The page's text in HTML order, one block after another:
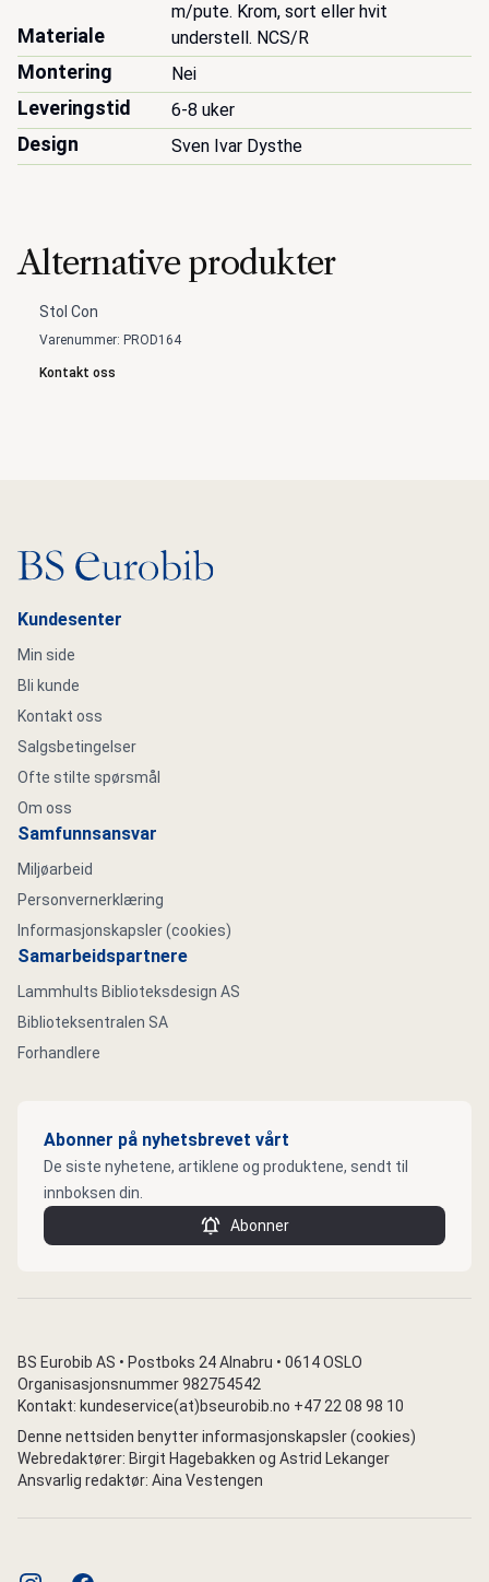
Materiale
m/pute. Krom, sort eller hvit
understell. NCS/R
Montering Nei
Leveringstid 6-8 uker
Design Sven Ivar Dysthe
Alternative produkter
Stol Con
Varenummer: PROD164
Kontakt oss
Gå til hovedsiden
Kundesenter
Min side
Bli kunde
Kontakt oss
Salgsbetingelser
Ofte stilte spørsmål
Om oss
Samfunnsansvar
Miljøarbeid
Personvernerklæring
Informasjonskapsler (cookies)
Samarbeidspartnere
Lammhults Biblioteksdesign AS
Biblioteksentralen SA
Forhandlere
Abonner på nyhetsbrevet vårt
De siste nyhetene, artiklene og produktene, sendt til
innboksen din.
Abonner
BS Eurobib AS • Postboks 24 Alnabru • 0614 OSLO
Organisasjonsnummer 982754542
Kontakt: kundeservice(at)bseurobib.no +47 22 08 98 10
Denne nettsiden benytter informasjonskapsler (cookies)
Webredaktører: Birgit Hagebakken og Astrid Lekanger
Ansvarlig redaktør: Aina Vestengen